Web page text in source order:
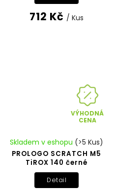
712 Kč / Kus
VÝHODNÁ
CENA
PROLOGO SCRATCH M5
TiROX 140 černé
Skladem v eshopu (>5 Kus)
Detail